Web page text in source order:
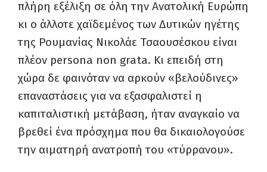
πλήρη εξέλιξη σε όλη την Ανατολική Ευρώπη
κι ο άλλοτε χαϊδεμένος των Δυτικών ηγέτης
της Ρουμανίας Νικολάε Τσαουσέσκου είναι
πλέον persona non grata. Κι επειδή στη
χώρα δε φαινόταν να αρκούν «βελούδινες»
επαναστάσεις για να εξασφαλιστεί η
καπιταλιστική μετάβαση, ήταν αναγκαίο να
βρεθεί ένα πρόσχημα που θα δικαιολογούσε
την αιματηρή ανατροπή του «τύρρανου».